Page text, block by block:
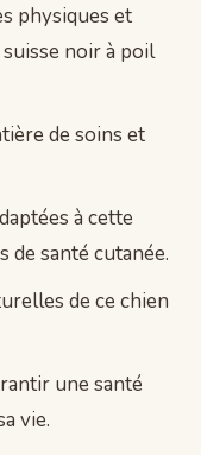
physiques et
noir à poil
de soins et
à cette
de santé cutanée.
de ce chien
une santé
vie.